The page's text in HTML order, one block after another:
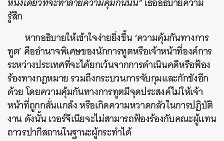
รู้สึก
หากอธิบายให้เข้าใจง่ายยิ่งขึ้น ‘ความคุ้มกันทางการ
ทูต’ คืออำนาจพิเศษของนักการทูตหรือเจ้าหน้าที่องค์การ
ระหว่างประเทศที่จะได้ยกเว้นจากการดำเนินคดีหรือฟ้อง
ร้องทางกฎหมาย รวมถึงกระบวนการจับกุมและกักขังอีก
ด้วย โดยความคุ้มกันทางการทูตมีจุดประสงค์ไม่ให้เจ้า
หน้าที่ถูกกลั่นแกล้ง หรือเกิดความหวาดกลัวในการปฏิบัติ
งาน ดังนั้น เวอร์จีเนียจะไม่สามารถฟ้องร้องกับคณะผู้แทน
ถาวรปากีสถานในฐานะผู้กระทำได้